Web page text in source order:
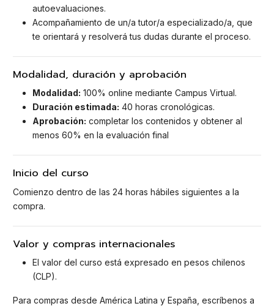
autoevaluaciones.
Acompañamiento de un/a tutor/a especializado/a, que
te orientará y resolverá tus dudas durante el proceso.
Modalidad, duración y aprobación
Modalidad: 100% online mediante Campus Virtual.
Duración estimada: 40 horas cronológicas.
Aprobación: completar los contenidos y obtener al
menos 60% en la evaluación final
Inicio del curso
Comienzo dentro de las 24 horas hábiles siguientes a la
compra.
Valor y compras internacionales
El valor del curso está expresado en pesos chilenos
(CLP).
Para compras desde América Latina y España, escríbenos a